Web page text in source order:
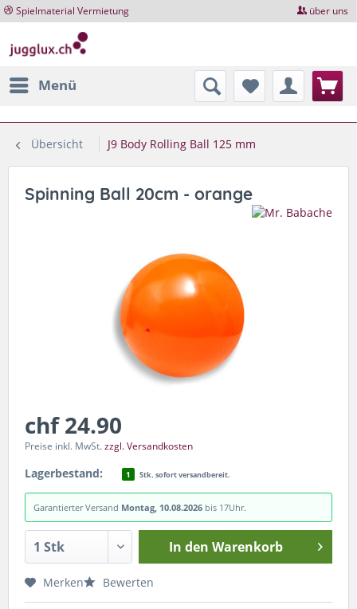
Spielmaterial Vermietung über uns
Menü
Übersicht J9 Body Rolling Ball 125 mm
Spinning Ball 20cm - orange
chf 24.90
Preise inkl. MwSt.zzgl. Versandkosten
Lagerbestand: 1 Stk. sofort versandbereit.
Garantierter Versand Montag, 10.08.2026 bis 17Uhr.
In den Warenkorb
Merken Bewerten